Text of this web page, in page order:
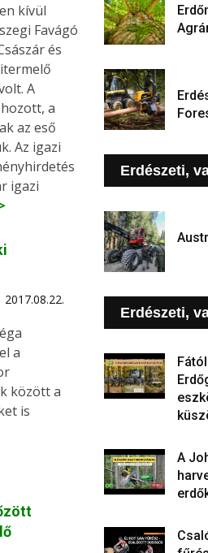
kívül
Favágó
és
A
a
az eső
Az igazi
igazi
2017.08.22.
a
között a
is
Erdészeti,
Erdészeti,
A